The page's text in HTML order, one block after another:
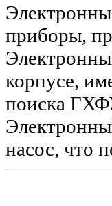
приборы,
корпусе,
поиска
насос, что